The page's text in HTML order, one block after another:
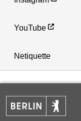
YouTube
Netiquette